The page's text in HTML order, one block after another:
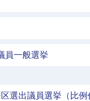
員一般選挙
選出議員選挙（比例